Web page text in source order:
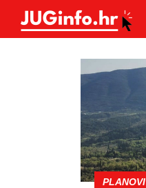
PLANOVI